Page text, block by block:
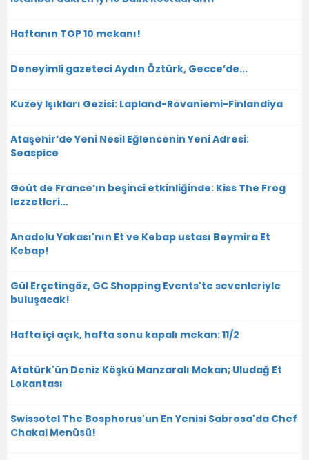
Haftanın TOP 10 mekanı!
Deneyimli gazeteci Aydın Öztürk, Gecce’de...
Kuzey Işıkları Gezisi: Lapland-Rovaniemi-Finlandiya
Ataşehir’de Yeni Nesil Eğlencenin Yeni Adresi:
Seaspice
Goût de France’ın beşinci etkinliğinde: Kiss The Frog
lezzetleri...
Anadolu Yakası'nın Et ve Kebap ustası Beymira Et
Kebap!
Gül Erçetingöz, GC Shopping Events'te sevenleriyle
buluşacak!
Hafta içi açık, hafta sonu kapalı mekan: 11/2
Atatürk'ün Deniz Köşkü Manzaralı Mekan; Uludağ Et
Lokantası
Swissotel The Bosphorus'un En Yenisi Sabrosa'da Chef
Chakal Menüsü!